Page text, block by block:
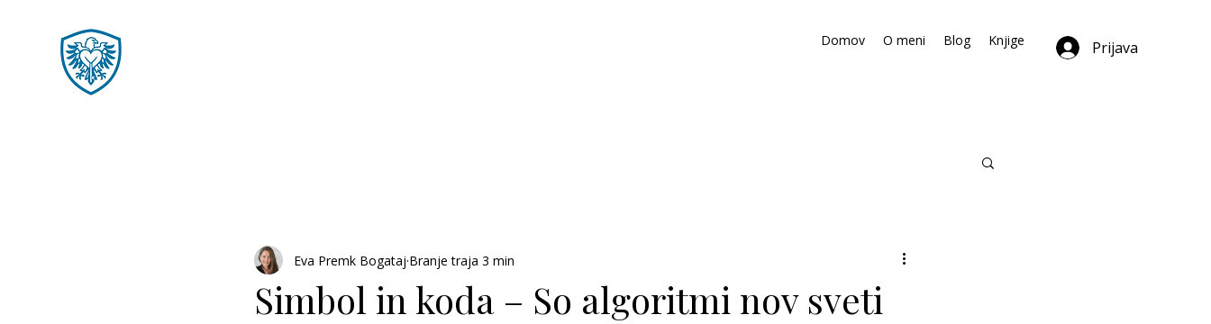
Domov O meni Blog Knjige Prijava
Simbol in koda – So algoritmi nov sveti
Eva Premk Bogataj Branje traja 3 min